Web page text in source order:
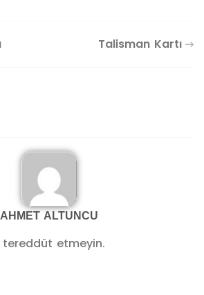
Talisman Kartı
AHMET ALTUNCU
tereddüt etmeyin.